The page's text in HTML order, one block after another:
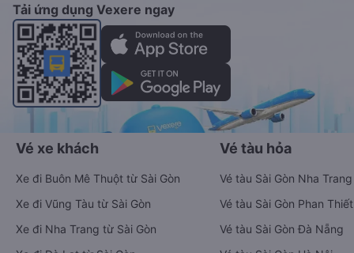
Tải ứng dụng Vexere ngay
Vé xe khách
Xe đi Buôn Mê Thuột từ Sài Gòn
Xe đi Vũng Tàu từ Sài Gòn
Xe đi Nha Trang từ Sài Gòn
Vé tàu hỏa
Vé tàu Sài Gòn Nha Trang
Vé tàu Sài Gòn Phan Thiết
Vé tàu Sài Gòn Đà Nẵng